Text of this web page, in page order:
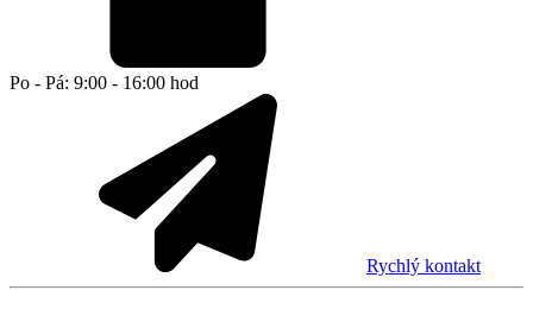
Po - Pá: 9:00 - 16:00 hod
Rychlý kontakt